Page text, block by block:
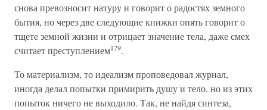
снова превозносит натуру и говорит о радостях земного
бытия, но через две следующие книжки опять говорит о
тщете земной жизни и отрицает значение тела, даже смех
считает преступлением179.
То материализм, то идеализм проповедовал журнал,
иногда делал попытки примирить душу и тело, но из этих
попыток ничего не выходило. Так, не найдя синтеза,